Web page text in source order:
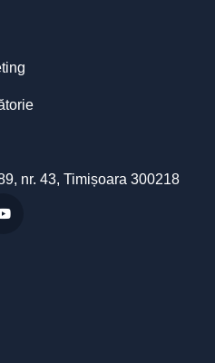
nr. 43, Timișoara 300218